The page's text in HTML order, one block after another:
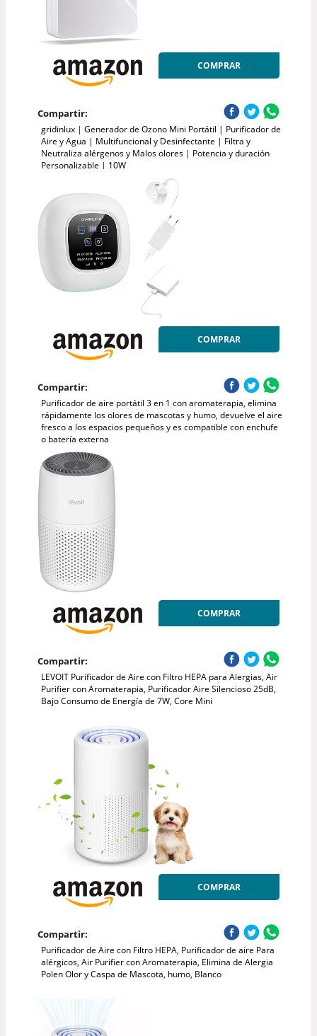
COMPRAR
Compartir:
gridinlux | Generador de Ozono Mini Portátil | Purificador de
Aire y Agua | Multifuncional y Desinfectante | Filtra y
Neutraliza alérgenos y Malos olores | Potencia y duración
Personalizable | 10W
COMPRAR
Compartir:
Purificador de aire portátil 3 en 1 con aromaterapia, elimina
rápidamente los olores de mascotas y humo, devuelve el aire
fresco a los espacios pequeños y es compatible con enchufe
o batería externa
COMPRAR
Compartir:
LEVOIT Purificador de Aire con Filtro HEPA para Alergias, Air
Purifier con Aromaterapia, Purificador Aire Silencioso 25dB,
Bajo Consumo de Energía de 7W, Core Mini
COMPRAR
Compartir:
Purificador de Aire con Filtro HEPA, Purificador de aire Para
alérgicos, Air Purifier con Aromaterapia, Elimina de Alergia
Polen Olor y Caspa de Mascota, humo, Blanco